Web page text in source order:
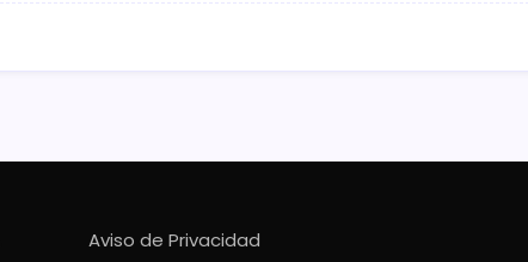
Aviso de Privacidad